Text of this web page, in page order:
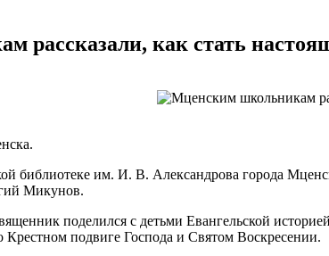
рассказали, как стать
библиотеке им. И. В. Александрова города
Микунов.
поделился с детьми Евангельской
Крестном подвиге Господа и Святом Воскресении.